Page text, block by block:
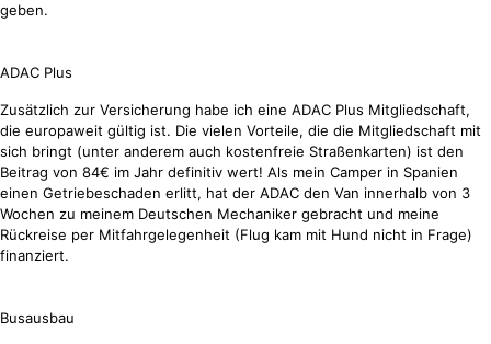
geben.
ADAC Plus
Zusätzlich zur Versicherung habe ich eine ADAC Plus Mitgliedschaft,
die europaweit gültig ist. Die vielen Vorteile, die die Mitgliedschaft mit
sich bringt (unter anderem auch kostenfreie Straßenkarten) ist den
Beitrag von 84€ im Jahr definitiv wert! Als mein Camper in Spanien
einen Getriebeschaden erlitt, hat der ADAC den Van innerhalb von 3
Wochen zu meinem Deutschen Mechaniker gebracht und meine
Rückreise per Mitfahrgelegenheit (Flug kam mit Hund nicht in Frage)
finanziert.
Busausbau